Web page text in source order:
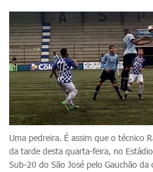
Uma pedreira. É assim que o técnico
da tarde desta quarta-feira, no
Sub-20 do São José pelo Gauchão da